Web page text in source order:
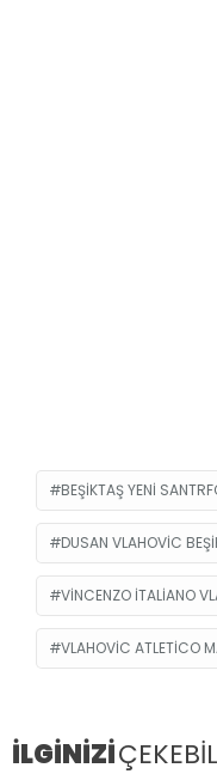
BEŞIKTAŞ YENI
DUSAN VLAHOVIC
VINCENZO ITALIANO
VLAHOVIC ATLETICO
İLGİNİZİ